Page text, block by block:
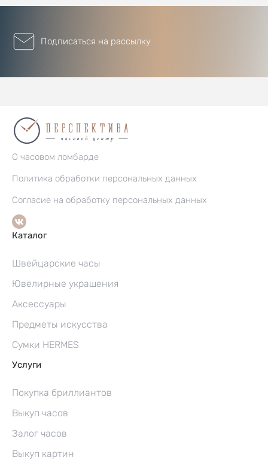
Подписаться на рассылку
О часовом ломбарде
Политика обработки персональных данных
Согласие на обработку персональных данных
Каталог
Швейцарские часы
Ювелирные украшения
Аксессуары
Предметы искусства
Сумки HERMES
Услуги
Покупка бриллиантов
Выкуп часов
Залог часов
Выкуп картин